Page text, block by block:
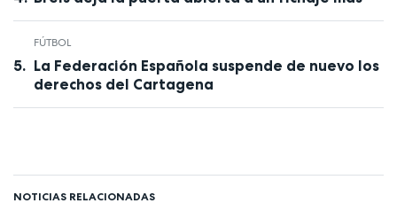
FÚTBOL
La Federación Española suspende de nuevo los
derechos del Cartagena
NOTICIAS RELACIONADAS